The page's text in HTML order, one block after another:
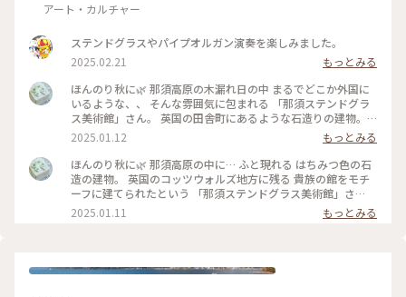
アート・カルチャー
ステンドグラスやパイプオルガン演奏を楽しみました。
2025.02.21
もっとみる
ほんのり秋に🌿 那須高原の木漏れ日の中 まるでどこか外国に
いるような、、 そんな雰囲気に包まれる 「那須ステンドグラ
ス美術館」さん。 英国の田舎町にあるような石造りの建物。
館内の 圧倒的なステンドグラスと 柔らかな光と影が なんとも
美しくて。。 ウェディングカップルさんに しばしうっと
り。。 #ほんのり秋に#秋の思い出#那須#那須ステンドグラス
美術館#柔らかな光の中で#小さな那須旅#ぽかぽか #ベストト
リップ2024
2025.01.12
もっとみる
ほんのり秋に🌿 那須高原の中に… ふと現れる はちみつ色の石
造の建物。 英国のコッツウォルズ地方に残る 貴族の館をモチ
ーフに建てられたという 「那須ステンドグラス美術館」さ
ん。 木漏れ日の中、 まるでどこか外国にいるような。。 館内
には 美しいステンドグラスが配され セント・ラファエル礼拝
な光と影と… 美しい時間が流れていました。 #ほんのり秋に#
2025.01.11 もっとみる